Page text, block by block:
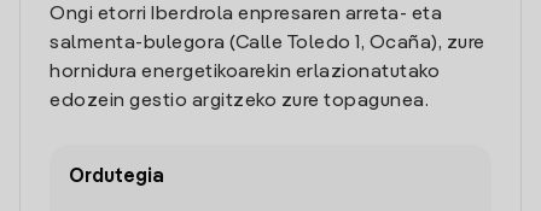
Ongi etorri Iberdrola enpresaren arreta- eta
salmenta-bulegora (Calle Toledo 1, Ocaña), zure
hornidura energetikoarekin erlazionatutako
edozein gestio argitzeko zure topagunea.
Ordutegia